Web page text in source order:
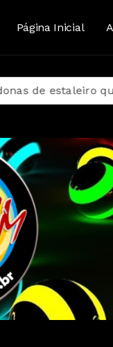
Página Inicial
que poluiu Baía